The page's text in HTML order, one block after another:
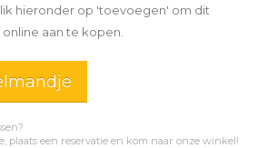
hieronder op 'toevoegen' om dit
aan te kopen.
plaats een reservatie en kom naar onze winkel!